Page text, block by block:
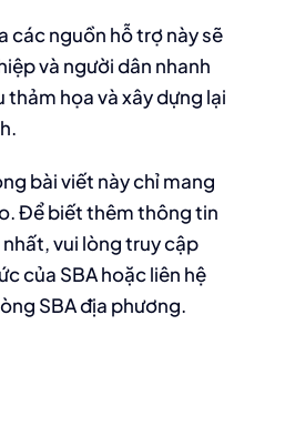
các nguồn hỗ trợ này sẽ
và người dân nhanh
họa và xây dựng lại
bài viết này chỉ mang
Để biết thêm thông tin
vui lòng truy cập
của SBA hoặc liên hệ
SBA địa phương.